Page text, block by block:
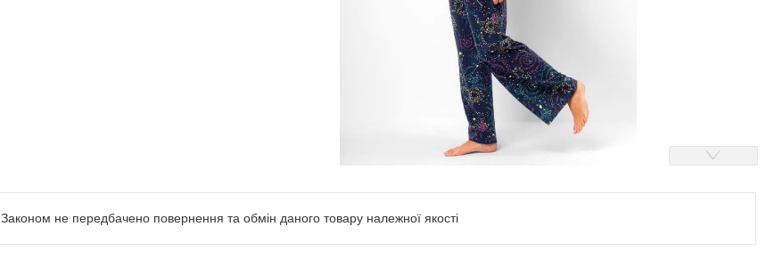
Законом не передбачено повернення та обмін даного товару належної якості